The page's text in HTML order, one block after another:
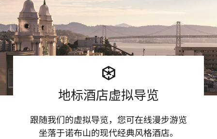
地标酒店虚拟导览
跟随我们的虚拟导览，您可在线漫步游览
坐落于诺布山的现代经典风格酒店。